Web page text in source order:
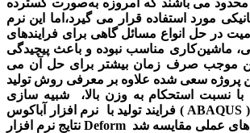
مورد استفاده قرار می گیرد،اما این نرم
در حل انواع مسائل گاهی برای فرایندهای
ماشین‌کاری مناسب نبوده و باعث پیچیدگی
موجب صرف زمان بیشتر برای حل آن می
پروژه سعی شده علاوه بر معرفی روش تولید
نسبت استحکام به وزن بالا، شبیه سازی
فرایند تولید با نرم افزار آباکوس ( ABAQUS ) نیز انجام گرفته و با